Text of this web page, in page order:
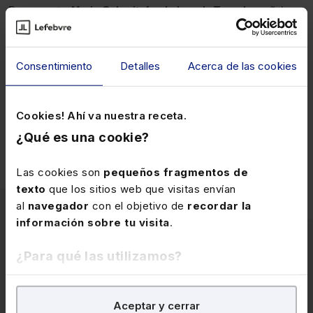
Consentimiento Detalles Acerca de las cookies
Cookies! Ahí va nuestra receta.
¿Qué es una cookie?
Las cookies son pequeños fragmentos de
texto que los sitios web que visitas envían
al navegador con el objetivo de recordar la
información sobre tu visita.
¿Para qué las utilizamos?
En Lefebvre utilizamos las cookies confines
para tratar demejorar tu experiencia
Aceptar y cerrar
Por su parte,Marie Gaborit, fundadora de Toovalu, señala:
“Estamos encantados de unirnos a un grupo familiar europeo
que comparte nuestros valores. La combinación de nuestras
fortalezas en cuanto a experiencia en el sector, robustez del
software y cumplimiento, nos permitirán diferenciarnos de
contentos de que nuestra solución se extienda por toda
Europa”.
Artículos
relacionados